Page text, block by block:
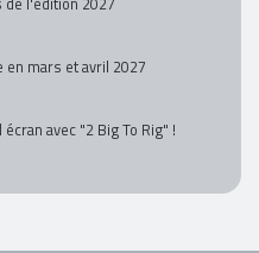
en mars et avril 2027
avec "2 Big To Rig" !